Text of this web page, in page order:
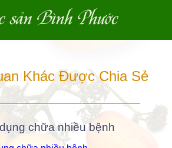
Bình Phước
Khác Được Chia Sẻ
chữa nhiều bệnh